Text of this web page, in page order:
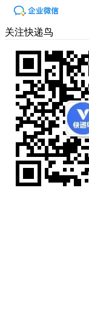
关注快递鸟